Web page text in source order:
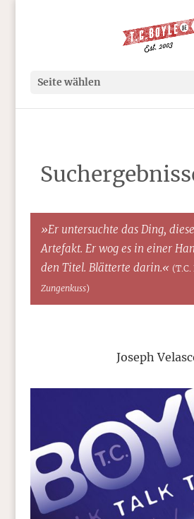
Seite wählen
»Er untersuchte das Ding,
Artefakt. Er wog es in einer
den Titel. Blätterte darin.«
Zungenkuss)
Joseph